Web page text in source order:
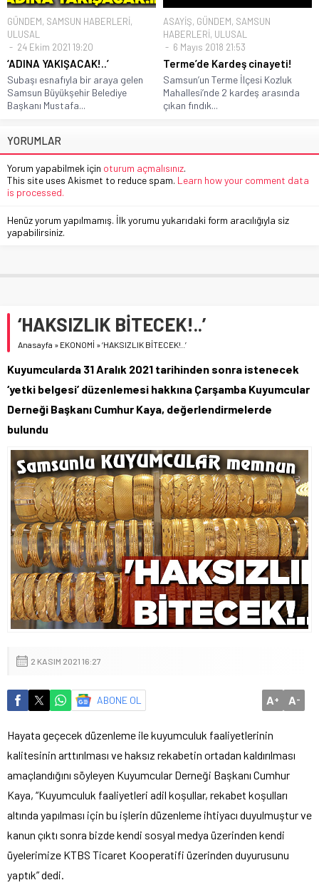
GÜNDEM, SAMSUN HABERLERİ,
ULUSAL
24 Ekim 2021 19:20
‘ADINA YAKIŞACAK!..’
Subaşı esnafıyla bir araya gelen
Samsun Büyükşehir Belediye
Başkanı Mustafa...
ASAYİŞ, GÜNDEM, SAMSUN
HABERLERİ, ULUSAL
6 Mayıs 2018 21:53
Terme’de Kardeş cinayeti!
Samsun’un Terme İlçesi Kozluk
Mahallesi’nde 2 kardeş arasında
çıkan fındık...
YORUMLAR
Yorum yapabilmek için oturum açmalısınız.
This site uses Akismet to reduce spam. Learn how your comment data
is processed.
Henüz yorum yapılmamış. İlk yorumu yukarıdaki form aracılığıyla siz
yapabilirsiniz.
‘HAKSIZLIK BİTECEK!..’
Anasayfa » EKONOMİ »‘HAKSIZLIK BİTECEK!..’
Kuyumcularda 31 Aralık 2021 tarihinden sonra istenecek
‘yetki belgesi’ düzenlemesi hakkına Çarşamba Kuyumcular
Derneği Başkanı Cumhur Kaya, değerlendirmelerde
bulundu
2 KASIM 2021 16:27
ABONE OL A+ A-
Hayata geçecek düzenleme ile kuyumculuk faaliyetlerinin
kalitesinin arttırılması ve haksız rekabetin ortadan kaldırılması
amaçlandığını söyleyen Kuyumcular Derneği Başkanı Cumhur
Kaya, “Kuyumculuk faaliyetleri adil koşullar, rekabet koşulları
altında yapılması için bu işlerin düzenleme ihtiyacı duyulmuştur ve
kanun çıktı sonra bizde kendi sosyal medya üzerinden kendi
üyelerimize KTBS Ticaret Kooperatifi üzerinden duyurusunu
yaptık” dedi.